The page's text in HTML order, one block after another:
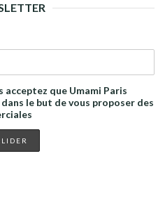
acceptez que Umami Paris
le but de vous proposer des